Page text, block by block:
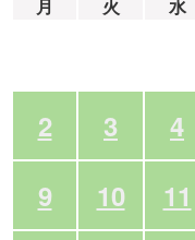
月 火 水
2
3 4
9
10 11